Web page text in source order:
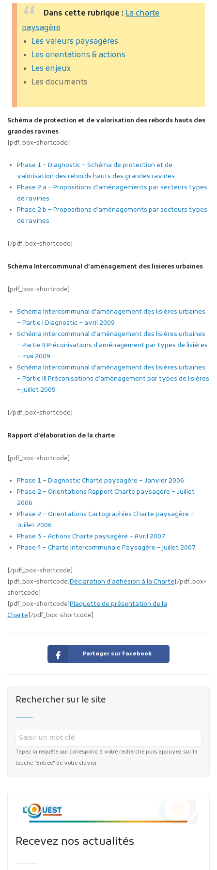
Publicité des actes
Projets financés par l'Europe
Plans d'accès
Dans cette rubrique : La charte
paysagère
Les valeurs paysagères
Les orientations & actions
Les enjeux
Les documents
Schéma de protection et de valorisation des rebords hauts des
grandes ravines
[pdf_box-shortcode]
Phase 1 – Diagnostic – Schéma de protection et de
valorisation des rebords hauts des grandes ravines
Phase 2 a – Propositions d’aménagements par secteurs types
de ravines
Phase 2 b – Propositions d’aménagements par secteurs types
de ravines
[/pdf_box-shortcode]
Schéma Intercommunal d’aménagement des lisières urbaines
[pdf_box-shortcode]
Schéma Intercommunal d’aménagement des lisières urbaines
– Partie I Diagnostic – avril 2009
Schéma Intercommunal d’aménagement des lisières urbaines
– Partie II Préconisations d’aménagement par types de lisières
– mai 2009
Schéma Intercommunal d’aménagement des lisières urbaines
– Partie III Préconisations d’aménagement par types de lisières
– juillet 2009
[/pdf_box-shortcode]
Rapport d’élaboration de la charte
[pdf_box-shortcode]
Phase 1 – Diagnostic Charte paysagère – Janvier 2006
Phase 2 – Orientations Rapport Charte paysagère – Juillet
2006
Phase 2 – Orientations Cartographies Charte paysagère –
Juillet 2006
Phase 3 – Actions Charte paysagère – Avril 2007
Phase 4 – Charte Intercommunale Paysagère – juillet 2007
[/pdf_box-shortcode]
[pdf_box-shortcode]Déclaration d’adhésion à la Charte [/pdf_box-
shortcode]
[pdf_box-shortcode]Plaquette de présentation de la
Charte [/pdf_box-shortcode]
Partager sur Facebook
Rechercher sur le site
Tapez la requête qui correspond à votre recherche puis appuyez sur la
touche "Entrée" de votre clavier.
Recevez nos actualités